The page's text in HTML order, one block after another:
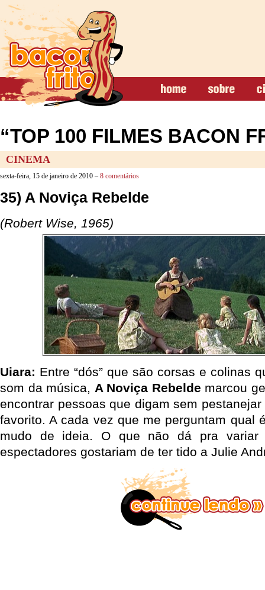
“TOP 100 FILMES BACON
CINEMA
sexta-feira, 15 de janeiro de 2010 – 8 comentários
35) A Noviça Rebelde
(Robert Wise, 1965)
Uiara: Entre “dós” que são corsas e colinas
som da música, A Noviça Rebelde marcou
encontrar pessoas que digam sem
favorito. A cada vez que me perguntam qual
mudo de ideia. O que não dá pra
espectadores gostariam de ter tido a Julie